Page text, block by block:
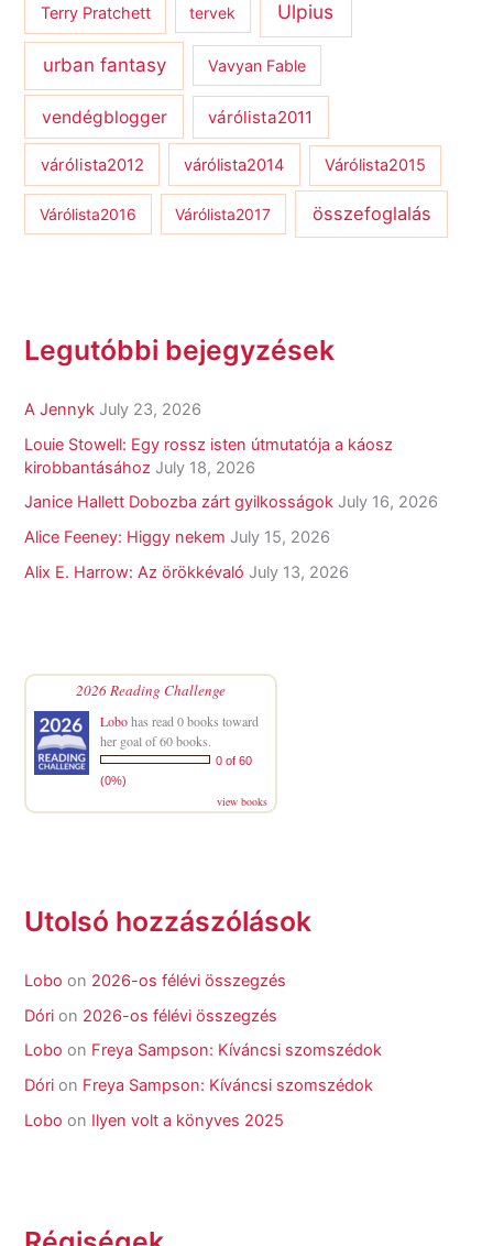
Terry Pratchett tervek Ulpius
urban fantasy Vavyan Fable
vendégblogger várólista2011
várólista2012 várólista2014 Várólista2015
Várólista2016 Várólista2017 összefoglalás
Legutóbbi bejegyzések
A Jennyk July 23, 2026
Louie Stowell: Egy ​rossz isten útmutatója a káosz
kirobbantásához July 18, 2026
Janice Hallett Dobozba zárt gyilkosságok July 16, 2026
Alice Feeney: Higgy nekem July 15, 2026
Alix E. Harrow: Az örökkévaló July 13, 2026
2026 Reading Challenge
Lobohas read 0 books toward
her goal of 60 books.
0 of 60
(0%)
view books
Utolsó hozzászólások
Lobo on 2026-os félévi összegzés
Dóri on 2026-os félévi összegzés
Lobo on Freya Sampson: Kíváncsi szomszédok
Dóri on Freya Sampson: Kíváncsi szomszédok
Lobo on Ilyen volt a könyves 2025